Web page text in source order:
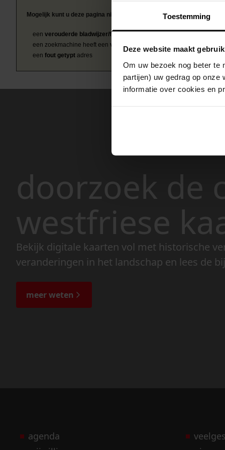
Toestemming
Deze website maakt
Om uw bezoek nog beter te
partijen) uw gedrag op
informatie over cookies en
Mogelijk kunt u deze pagina niet bezoeken door:
een verouderde bladwijzer/favoriet
een zoekmachine heeft een verouderde lijst van de website
een fout getypt adres
doorzoek de
westfriese
Bekijk digitale kaarten vol met historische
veranderingen in het landschap en lees de
meer weten
agenda